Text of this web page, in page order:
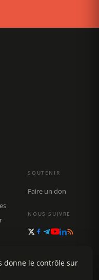
SOUTENIR
Faire un don
NOUS SUIVRE
donne le contrôle sur